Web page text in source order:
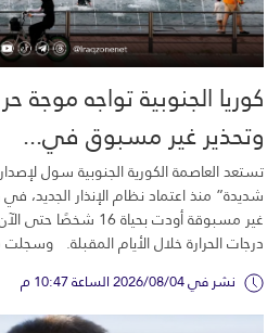
وتحذير غير مسبوق في...
تستعد العاصمة الكورية الجنوبية سول
شديدة” منذ اعتماد نظام الإنذار الجديد،
غير مسبوقة أودت
درجات الحرارة خلال الأيام المقبلة.
نشر في 2026/08/04 الساعة 10:47 م